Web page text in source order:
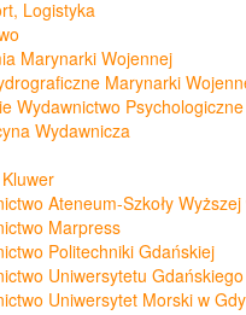
Logistyka
Marynarki Wojennej
Marynarki
Wydawnictwo
Wydawnicza
Ateneum-Szkoły
Marpress
Politechniki Gdańskiej
Uniwersytetu Gdańskiego
Uniwersytet Morski w